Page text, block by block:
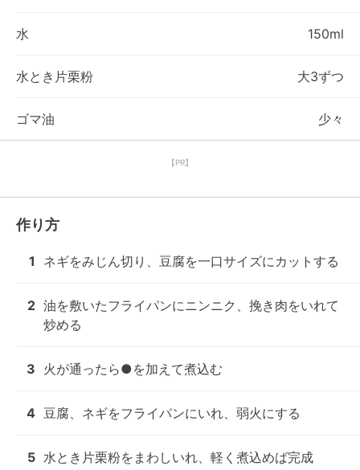
水 150ml
水とき片栗粉 大3ずつ
ゴマ油 少々
【PR】
作り方
1 ネギをみじん切り、豆腐を一口サイズにカットする
2 油を敷いたフライパンにニンニク、挽き肉をいれて
炒める
3 火が通ったら●を加えて煮込む
4 豆腐、ネギをフライパンにいれ、弱火にする
5 水とき片栗粉をまわしいれ、軽く煮込めば完成